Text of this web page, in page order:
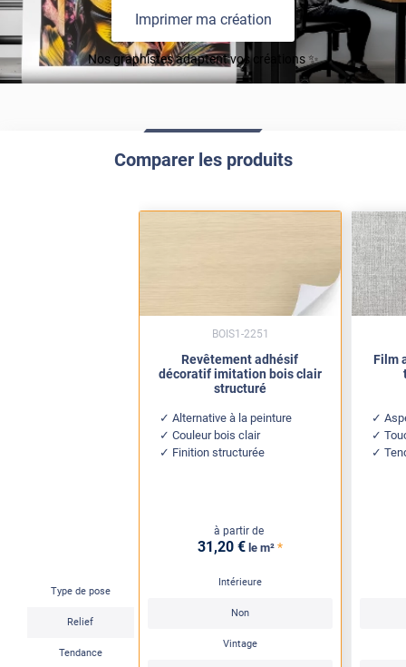
Imprimer ma création
Nos graphistes adaptent vos créations ✨
Comparer les produits
Type de pose
Relief
Tendance
Revêtement adhésif
décoratif imitation bois clair
structuré
Alternative à la peinture
Couleur bois clair
Finition structurée
à partir de
31 ,20 € le m² *
Intérieure
Non
Vintage
BOIS1-2251
Film